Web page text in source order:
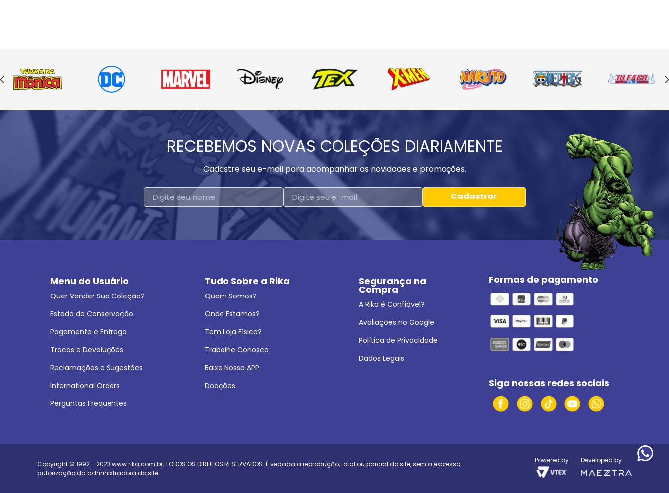
RECEBEMOS NOVAS COLEÇÕES DIARIAMENTE
Cadastre seu e-mail para acompanhar as novidades e promoções.
Cadastrar
Menu do Usuário
Quer Vender Sua Coleção?
Estado de Conservação
Pagamento e Entrega
Trocas e Devoluções
Reclamações e Sugestões
International Orders
Perguntas Frequentes
Tudo Sobre a Rika
Quem Somos?
Onde Estamos?
Tem Loja Física?
Trabalhe Conosco
Baixe Nosso APP
Doações
Segurança na
Compra
A Rika é Confiável?
Avaliações no Google
Política de Privacidade
Dados Legais
Formas de pagamento
Siga nossas redes sociais
Copyright © 1992 - 2023 www.rika.com.br, TODOS OS DIREITOS RESERVADOS. É vedada a reprodução, total ou parcial do site, sem a expressa
autorização da administradora do site.
Powered by Developed by